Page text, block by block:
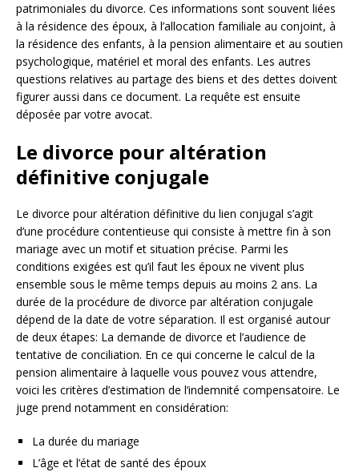
patrimoniales du divorce. Ces informations sont souvent liées
à la résidence des époux, à l’allocation familiale au conjoint, à
la résidence des enfants, à la pension alimentaire et au soutien
psychologique, matériel et moral des enfants. Les autres
questions relatives au partage des biens et des dettes doivent
figurer aussi dans ce document. La requête est ensuite
déposée par votre avocat.
Le divorce pour altération
définitive conjugale
Le divorce pour altération définitive du lien conjugal s’agit
d’une procédure contentieuse qui consiste à mettre fin à son
mariage avec un motif et situation précise. Parmi les
conditions exigées est qu’il faut les époux ne vivent plus
ensemble sous le même temps depuis au moins 2 ans. La
durée de la procédure de divorce par altération conjugale
dépend de la date de votre séparation. Il est organisé autour
de deux étapes: La demande de divorce et l’audience de
tentative de conciliation. En ce qui concerne le calcul de la
pension alimentaire à laquelle vous pouvez vous attendre,
voici les critères d’estimation de l’indemnité compensatoire. Le
juge prend notamment en considération:
La durée du mariage
L’âge et l’état de santé des époux